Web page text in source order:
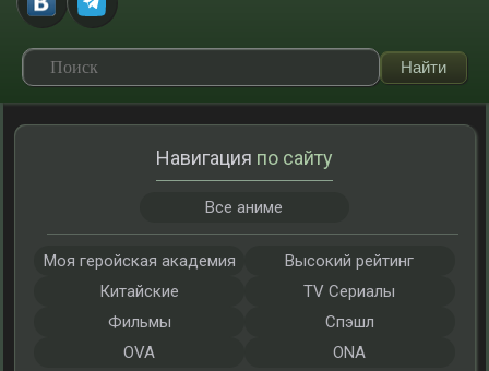
Навигация по сайту
Все аниме
Моя геройская академия
Высокий рейтинг
Китайские
TV Сериалы
Фильмы
Спэшл
OVA
ONA